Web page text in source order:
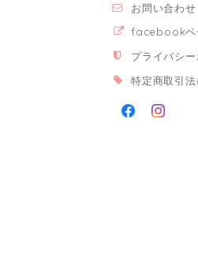
お問い合わせ
facebookペ
プライバシ
特定商取引